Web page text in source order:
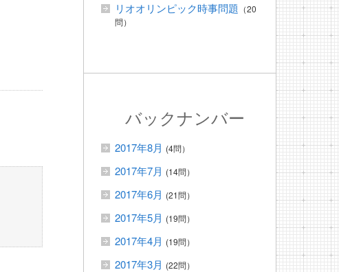
リオオリンピック時事問題 （20
問）
バックナンバー
2017年8月 (4問）
2017年7月 (14問）
2017年6月 (21問）
2017年5月 (19問）
2017年4月 (19問）
2017年3月 (22問）